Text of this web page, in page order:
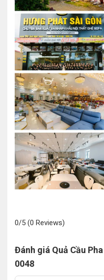
0/5 (0 Reviews)
Đánh giá Quả Cầu
0048